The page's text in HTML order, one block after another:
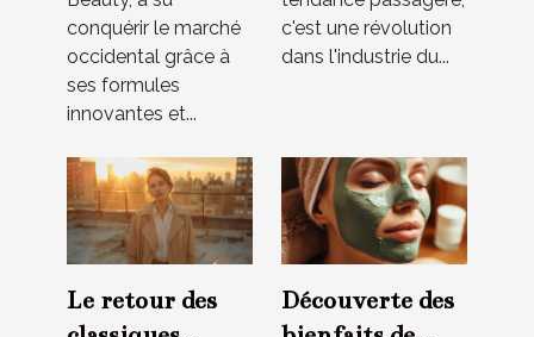
conquérir le marché
occidental grâce à
ses formules
innovantes et...
c'est une révolution
dans l'industrie du...
Le retour des
Découverte des